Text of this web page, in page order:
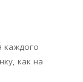
каждого
как на